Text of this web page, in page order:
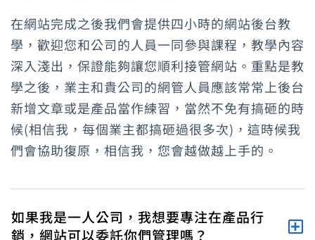
在網站完成之後我們會提供四小時的網站後台教
學，歡迎您和公司的人員一同參與課程，教學內容
深入淺出，保證能夠讓您順利接管網站。重點是教
學之後，業主和貴公司的網管人員應該常常上後台
新增文章或是產品當作練習，當然不免有搞砸的時
候(相信我，每個業主都搞砸過很多次)，這時候我
們會協助復原，相信我，您會越做越上手的。
如果我是一人公司，我想要專注在產品行
銷，網站可以委託你們管理嗎？